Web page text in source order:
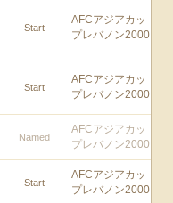
Start
AFCアジアカッ
プレバノン2000
Start
AFCアジアカッ
プレバノン2000
Named
AFCアジアカッ
プレバノン2000
Start
AFCアジアカッ
プレバノン2000